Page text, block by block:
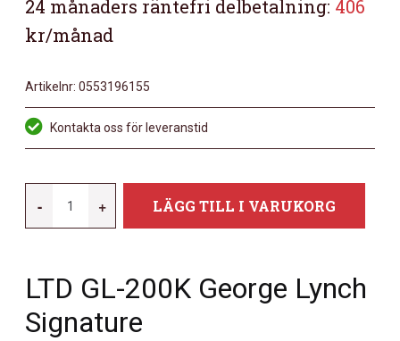
24 månaders räntefri delbetalning: 406
kr/månad
Artikelnr: 0553196155
Kontakta oss för leveranstid
-
MÄNGD
+ LÄGG TILL I VARUKORG
LTD GL-200K George Lynch
Signature